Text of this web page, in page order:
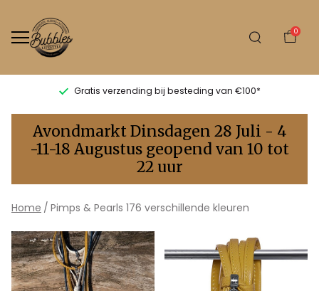
0
Gratis verzending bij besteding van €100*
176
verschillende
kleuren
-
Bubbles
Sluis
Avondmarkt Dinsdagen 28 Juli - 4
-11-18 Augustus geopend van 10 tot
22 uur
Home Pimps & Pearls 176 verschillende kleuren